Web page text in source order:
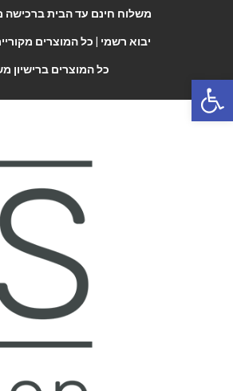
משלוח חינם עד הבית ברכישה מעל
יבוא רשמי | כל המוצרים
כל המוצרים ברישיון